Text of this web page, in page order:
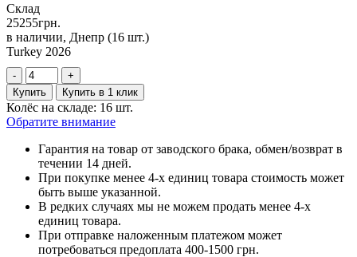
Склад
25255грн.
в наличии, Днепр (16 шт.)
Turkey 2026
-
+
Купить
Купить в 1 клик
Колёс на складе: 16 шт.
Обратите внимание
Гарантия на товар от заводского брака, обмен/возврат в
течении 14 дней.
При покупке менее 4-х единиц товара стоимость может
быть выше указанной.
В редких случаях мы не можем продать менее 4-х
единиц товара.
При отправке наложенным платежом может
потребоваться предоплата 400-1500 грн.